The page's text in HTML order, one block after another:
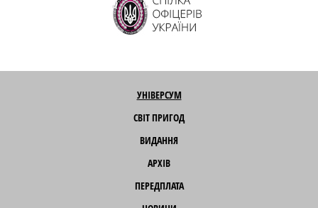
УНІВЕРСУМ
СВІТ ПРИГОД
ВИДАННЯ
АРХІВ
ПЕРЕДПЛАТА